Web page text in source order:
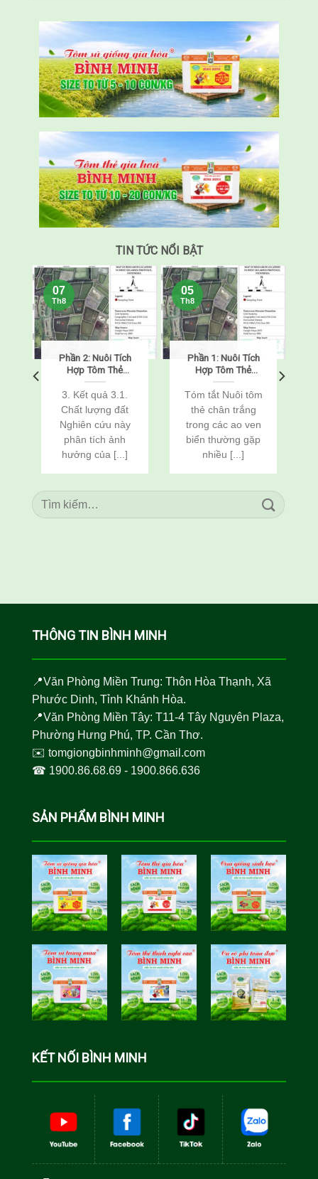
TIN TỨC NỔI BẬT
Phần 2: Nuôi Tích
Hợp Tôm Thẻ
Chân Trắng
(Penaeus
vannamei) Và Cá
Rô Phi
(Oreochromis
niloticus) Thông
Qua Cải Tạo Đất
3. Kết quả 3.1.
Chất lượng đất
Nghiên cứu này
phân tích ảnh
hưởng của [...]
07
Th8
Phần 1: Nuôi Tích
Hợp Tôm Thẻ
Chân Trắng
(Penaeus
vannamei) Và Cá
(Oreochromis
niloticus) Thông
Qua Cải Tạo Đất
Tóm tắt Nuôi tôm
thẻ chân trắng
trong các ao ven
biển thường gặp
nhiều [...]
05
Th8
THÔNG TIN BÌNH MINH
📍Văn Phòng Miền Trung: Thôn Hòa Thạnh, Xã
Phước Dinh, Tỉnh Khánh Hòa.
📍Văn Phòng Miền Tây: T11-4 Tây Nguyên Plaza,
Phường Hưng Phú, TP. Cần Thơ.
✉️ tomgiongbinhminh@gmail.com
☎︎ 1900.86.68.69- 1900.866.636
SẢN PHẨM BÌNH MINH
Hóa Bình
Minh
Học Bình
Minh
KẾT NỐI BÌNH MINH